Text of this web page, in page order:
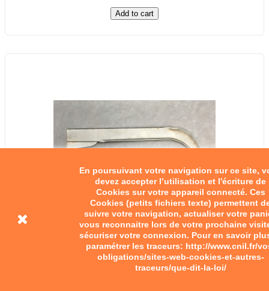
En poursuivant votre navigation sur ce site,
devez accepter l’utilisation et l'écriture de
Cookies sur votre appareil connecté. Ces
Cookies (petits fichiers texte) permettent
suivre votre navigation, actualiser votre
vous reconnaitre lors de votre prochaine
sécuriser votre connexion. Pour en savoir
paramétrer les traceurs: http://www.cnil.fr/
obligations/sites-web-cookies-et-autres-
traceurs/que-dit-la-loi/
Add to cart